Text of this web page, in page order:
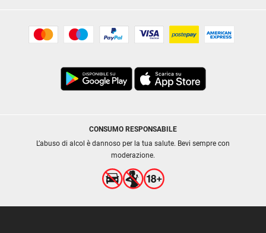
CONSUMO RESPONSABILE
L’abuso di alcol è dannoso per la tua salute. Bevi sempre con
moderazione.